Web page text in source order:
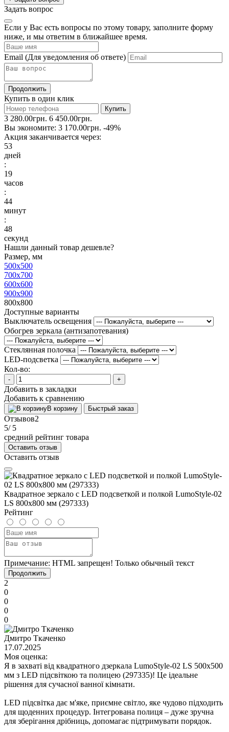
Задать вопрос
Если у Вас есть вопросы по этому товару, заполните форму
ниже, и мы ответим в ближайшее время.
Email (Для уведомления об ответе)
Продолжить
Купить в один клик
Купить
3 280.00грн. 6 450.00грн.
Вы экономите: 3 170.00грн. -49%
Акция заканчивается через:
53
дней
:
19
часов
:
44
минут
:
47
секунд
Нашли данный товар дешевле?
Размер, мм
500x500
700x700
600x600
900x900
800x800
Доступные варианты
Выключатель освещения
Обогрев зеркала (антизапотевания)
Стеклянная полочка
LED-подсветка
Кол-во:
- +
Добавить в закладки
Добавить к сравнению
В корзину Быстрый заказ
Отзывов2
5/ 5
средний рейтинг товара
Оставить отзыв
Оставить отзыв
Квадратное зеркало с LED подсветкой и полкой LumoStyle-02
LS 800x800 мм (297333)
Рейтинг
Примечание: HTML запрещен! Только обычный текст
Продолжить
2
0
0
0
0
Дмитро Ткаченко
17.07.2025
Моя оценка:
Я в захваті від квадратного дзеркала LumoStyle-02 LS 500x500
мм з LED підсвіткою та полицею (297335)! Це ідеальне
рішення для сучасної ванної кімнати.
LED підсвітка дає м'яке, приємне світло, яке чудово підходить
для щоденних процедур. Інтегрована полиця – дуже зручна
для зберігання дрібниць, допомагає підтримувати порядок.